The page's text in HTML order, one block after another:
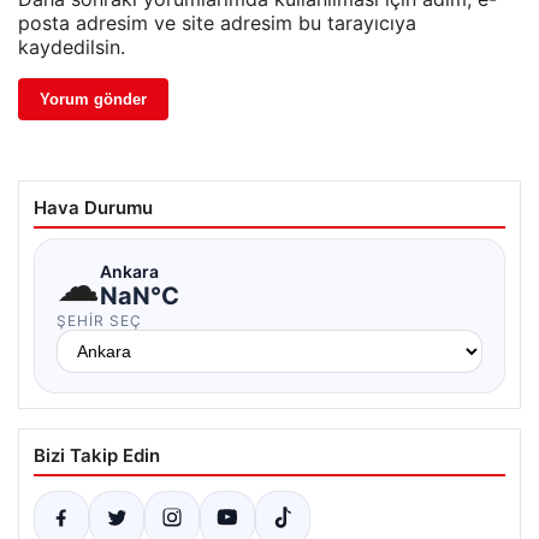
posta adresim ve site adresim bu tarayıcıya
kaydedilsin.
Hava Durumu
☁Ankara
NaN°C
ŞEHIR SEÇ
Bizi Takip Edin